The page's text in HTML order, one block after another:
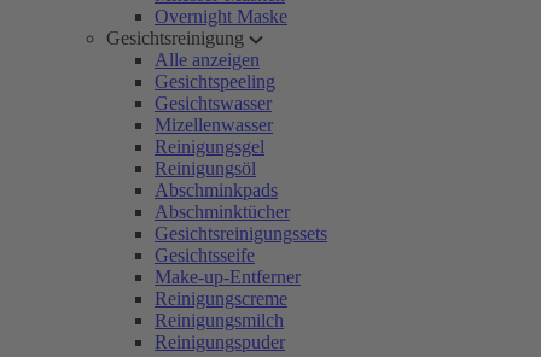
Overnight Maske
Gesichtsreinigung
Alle anzeigen
Gesichtspeeling
Gesichtswasser
Mizellenwasser
Reinigungsgel
Reinigungsöl
Abschminkpads
Abschminktücher
Gesichtsreinigungssets
Gesichtsseife
Make-up-Entferner
Reinigungscreme
Reinigungsmilch
Reinigungspuder